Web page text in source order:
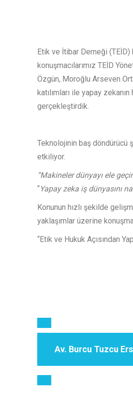
Etik ve İtibar Derneği (TEİD)
konuşmacılarımız TEİD
Özgün, Moroğlu Arseven
katılımları ile yapay
gerçekleştirdik.
Teknolojinin baş döndürücü
etkiliyor.
“Makineler dünyayı ele
“Yapay zeka iş dünyasını
Konunun hızlı şekilde
yaklaşımlar üzerine
“Etik ve Hukuk Açısından
Av. Burcu Tuzcu